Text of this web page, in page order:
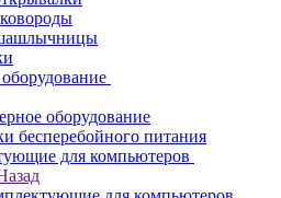
оборудование
бесперебойного питания
для компьютеров